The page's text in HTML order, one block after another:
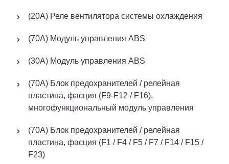
(20A) Реле вентилятора системы охлаждения
(70A) Модуль управления ABS
(30A) Модуль управления ABS
(70A) Блок предохранителей / релейная
пластина, фасция (F9-F12 / F16),
многофункциональный модуль управления
(70A) Блок предохранителей / релейная
пластина, фасция (F1 / F4 / F5 / F7 / F14 / F15 /
F23)